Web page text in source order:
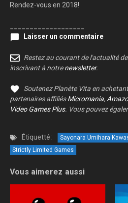
Rendez-vous en 2018!
Laisser un commentaire
Restez au courant de l'actualité
inscrivant à notrenewsletter.
Soutenez Planète Vita en
partenaires affiliésMicromania,
Video Games Plus. Vous pouvez
Étiquetté :
Sayonara Umihara
Strictly Limited Games
Vous aimerez aussi